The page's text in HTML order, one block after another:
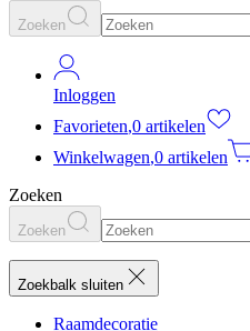
Zoeken
Inloggen
Favorieten,0 artikelen
Winkelwagen,0 artikelen
Zoeken
Zoeken
Zoekbalk sluiten
Raamdecoratie